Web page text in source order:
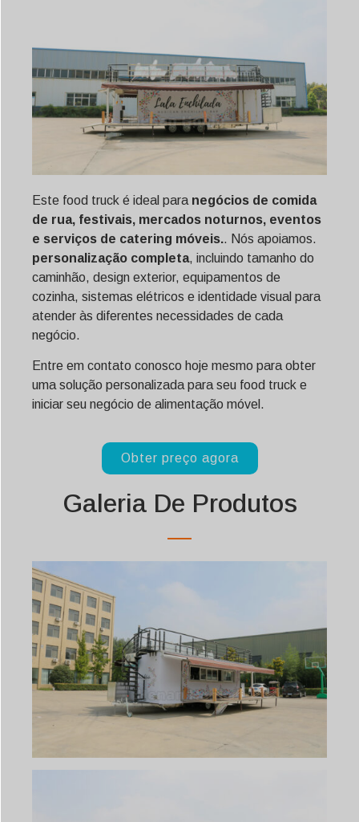
Este food truck é ideal para negócios de comida
de rua, festivais, mercados noturnos, eventos
e serviços de catering móveis.. Nós apoiamos.
personalização completa, incluindo tamanho do
caminhão, design exterior, equipamentos de
cozinha, sistemas elétricos e identidade visual para
atender às diferentes necessidades de cada
negócio.
Entre em contato conosco hoje mesmo para obter
uma solução personalizada para seu food truck e
iniciar seu negócio de alimentação móvel.
Obter preço agora
Galeria De Produtos